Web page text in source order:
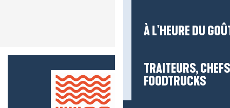
À L'HEURE DU
TRAITEURS,
FOODTRUCKS